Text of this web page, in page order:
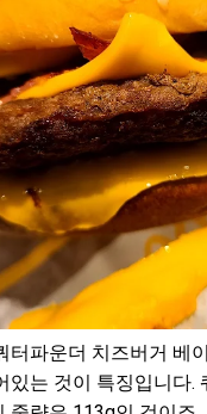
터파운더 치즈버거 베
있는 것이 특징입니다.